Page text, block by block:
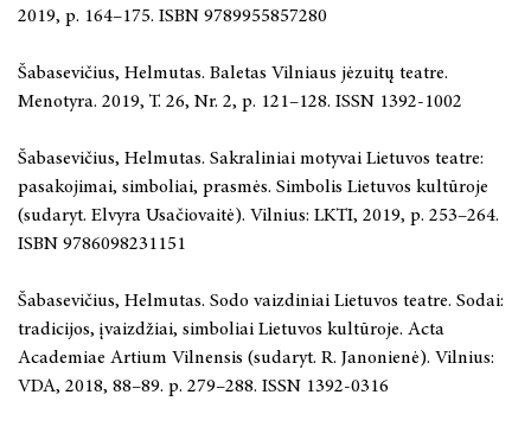
2019, p. 164–175. ISBN 9789955857280
Šabasevičius, Helmutas. Baletas Vilniaus jėzuitų teatre.
Menotyra. 2019, T. 26, Nr. 2, p. 121–128. ISSN 1392-1002
Šabasevičius, Helmutas. Sakraliniai motyvai Lietuvos teatre:
pasakojimai, simboliai, prasmės. Simbolis Lietuvos kultūroje
(sudaryt. Elvyra Usačiovaitė). Vilnius: LKTI, 2019, p. 253–264.
ISBN 9786098231151
Šabasevičius, Helmutas. Sodo vaizdiniai Lietuvos teatre. Sodai:
tradicijos, įvaizdžiai, simboliai Lietuvos kultūroje. Acta
Academiae Artium Vilnensis (sudaryt. R. Janonienė). Vilnius:
VDA, 2018, 88–89. p. 279–288. ISSN 1392-0316